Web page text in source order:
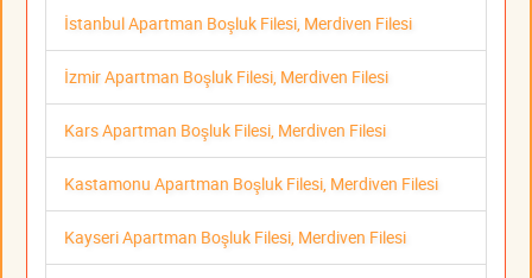
İstanbul Apartman Boşluk Filesi, Merdiven Filesi
İzmir Apartman Boşluk Filesi, Merdiven Filesi
Kars Apartman Boşluk Filesi, Merdiven Filesi
Kastamonu Apartman Boşluk Filesi, Merdiven Filesi
Kayseri Apartman Boşluk Filesi, Merdiven Filesi